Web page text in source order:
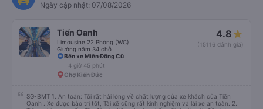
Ngày cập nhật: 07/08/2026
Tiến Oanh
Limousine 22 Phòng (WC)
Giường nằm 34 chỗ
4.8
(15116 đánh giá)
Bến xe Miền Đông Cũ
4 giờ 45 phút
Chợ Kiến Đức
SG-BMT 1. An toàn: Tôi rất hài lòng về chất lượng của xe khách của Tiến
Oanh . Xe được bảo trì tốt, Tài xế cũng rất kinh nghiệm và lái xe an toàn. 2.